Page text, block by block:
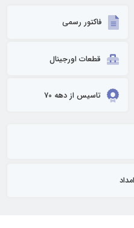
فاکتور رسمی
قطعات اورجینال
تاسیس از دهه 70